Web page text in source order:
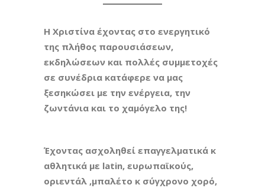
Η Χριστίνα έχοντας στο ενεργητικό
της πλήθος παρουσιάσεων,
εκδηλώσεων και πολλές συμμετοχές
σε συνέδρια κατάφερε να μας
ξεσηκώσει με την ενέργεια, την
ζωντάνια και το χαμόγελο της!
Έχοντας ασχοληθεί επαγγελματικά κ
αθλητικά με latin, ευρωπαϊκούς,
οριεντάλ ,μπαλέτο κ σύγχρονο χορό,